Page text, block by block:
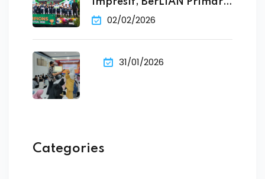
School Raih
02/02/2026
31/01/2026
Categories